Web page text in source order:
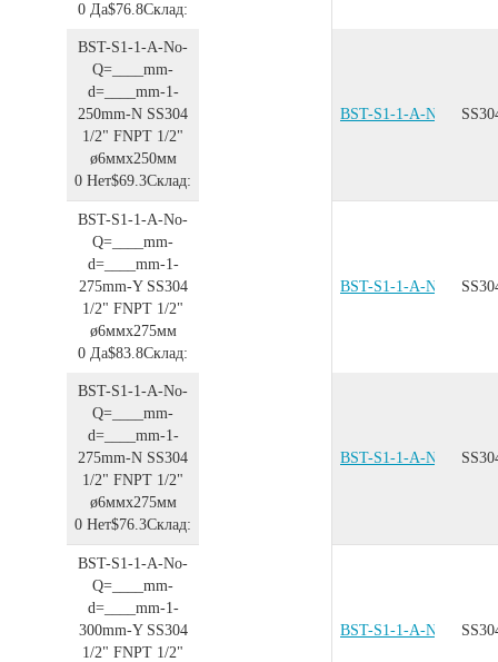
0 Да$76.8Склад:
BST-S1-1-A-No-
Q=____mm-
d=____mm-1-
250mm-N SS304
1/2" FNPT 1/2"
ø6ммx250мм
0 Нет$69.3Склад:
BST-S1-1-A-No-
BST-S1-1-A-No-
Q=____mm-
d=____mm-1-
275mm-YSS304
1/2" FNPT 1/2"
ø6ммx275мм
0 Да$83.8Склад:
BST-S1-1-A-No-
BST-S1-1-A-No-
Q=____mm-
d=____mm-1-
275mm-N SS304
1/2" FNPT 1/2"
ø6ммx275мм
0 Нет$76.3Склад:
BST-S1-1-A-No-
BST-S1-1-A-No-
Q=____mm-
d=____mm-1-
300mm-YSS304
1/2" FNPT 1/2"
BST-S1-1-A-No-